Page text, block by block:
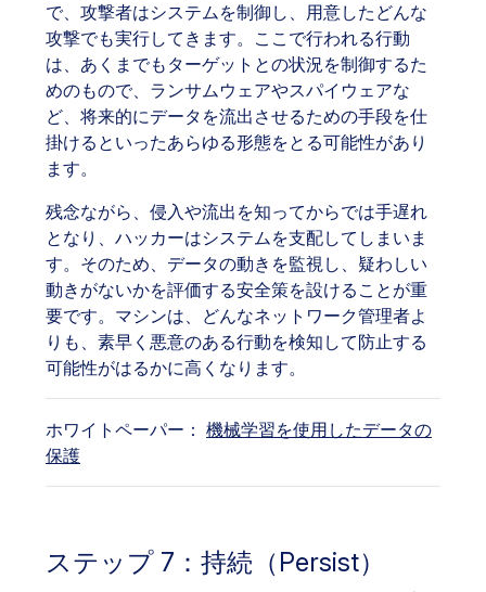
で、攻撃者はシステムを制御し、用意したどんな
攻撃でも実行してきます。ここで行われる行動
は、あくまでもターゲットとの状況を制御するた
めのもので、ランサムウェアやスパイウェアな
ど、将来的にデータを流出させるための手段を仕
掛けるといったあらゆる形態をとる可能性があり
ます。
残念ながら、侵入や流出を知ってからでは手遅れ
となり、ハッカーはシステムを支配してしまいま
す。そのため、データの動きを監視し、疑わしい
動きがないかを評価する安全策を設けることが重
要です。マシンは、どんなネットワーク管理者よ
りも、素早く悪意のある行動を検知して防止する
可能性がはるかに高くなります。
ホワイトペーパー： 機械学習を使用したデータの
保護
ステップ 7：持続（Persist）